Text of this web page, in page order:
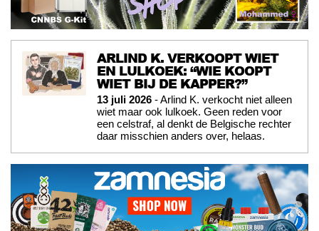
ARLIND K. VERKOOPT WIET
EN LULKOEK: “WIE KOOPT
WIET BIJ DE KAPPER?”
13 juli 2026 - Arlind K. verkocht niet alleen
wiet maar ook lulkoek. Geen reden voor
een celstraf, al denkt de Belgische rechter
daar misschien anders over, helaas.